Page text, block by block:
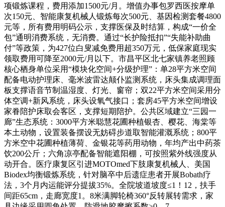
项锻炼课程，费用添加1500元/月。增值办事包罗西医按摩单
次150元、智能康复机械人锻炼每次500元、基因检测套餐4800
元等，所有费用明码公示，支撑医保及时结算，构成“一价全
包”通明消费系统，无消费。通过“长护险抵扣”“失能补助曲
付”等政策，为427位白叟减免费用超350万元，低保家庭现实
领取费用可降至2000元/月以下。市昌平区北七家镇养老照顾
核心栖身单位采用“模块化空间+分级护理”：单28平方米空间
配备电动护理床、毫米波雷达颠仆监测系统，床头集成调理面
板支撑语音节制温湿度、灯光、窗帘；双22平方米空间采用分
体空调+新风系统，床头设氧气接口；套房45平方米空间增设
家眷陪护床取会客区，支撑短期陪护。公共区域建立“三园一
廊”生态系统：3000平方米聪慧花圃种植银杏、樱花、海棠等
本土动物，设置装备摆设无妨碍步道取智能灌溉系统；800平
方米空中花圃种植薄荷、金银花等药用动物，年均产出中药茶
饮200公斤；六角凉亭配备智能遮阳棚，可按照紫外线强度从
动开合。医疗康复区引进MOTOmed下肢康复机械人、美国
Biodex均衡锻炼系统，针对脑卒中后遗症患者开展Bobath疗
法，3个月内运能评分提拔35%。全院坡道坡度≤1！12，扶手
间距65cm，走廊宽度1。8米满脚轮椅360°反转展转需求，家